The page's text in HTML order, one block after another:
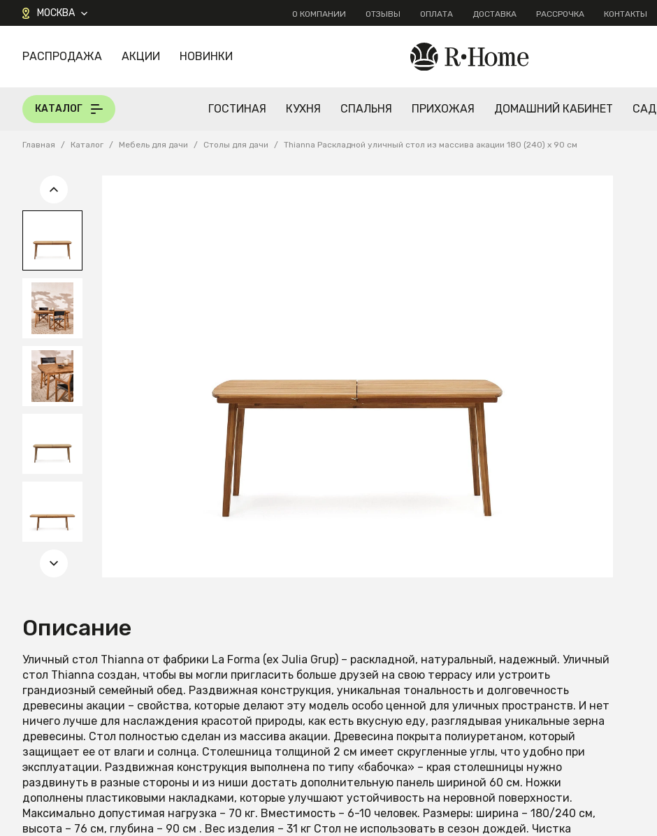
МОСКВА О КОМПАНИИ ОТЗЫВЫ ОПЛАТА ДОСТАВКА РАССРОЧКА КОНТАКТЫ
КАТАЛОГ
РАСПРОДАЖА АКЦИИ НОВИНКИ
КАТАЛОГ ГОСТИНАЯ КУХНЯ СПАЛЬНЯ ПРИХОЖАЯ ДОМАШНИЙ КАБИНЕТ САД
Главная / Каталог / Мебель для дачи / Столы для дачи / Thianna Раскладной уличный стол из массива акации 180 (240) x 90 см
Описание
Уличный стол Thianna от фабрики La Forma (ex Julia Grup) – раскладной, натуральный, надежный. Уличный
стол Thianna создан, чтобы вы могли пригласить больше друзей на свою террасу или устроить
грандиозный семейный обед. Раздвижная конструкция, уникальная тональность и долговечность
древесины акации – свойства, которые делают эту модель особо ценной для уличных пространств. И нет
ничего лучше для наслаждения красотой природы, как есть вкусную еду, разглядывая уникальные зерна
древесины. Стол полностью сделан из массива акации. Древесина покрыта полиуретаном, который
защищает ее от влаги и солнца. Столешница толщиной 2 см имеет скругленные углы, что удобно при
эксплуатации. Раздвижная конструкция выполнена по типу «бабочка» – края столешницы нужно
раздвинуть в разные стороны и из ниши достать дополнительную панель шириной 60 см. Ножки
дополнены пластиковыми накладками, которые улучшают устойчивость на неровной поверхности.
Максимально допустимая нагрузка – 70 кг. Вместимость – 6-10 человек. Размеры: ширина – 180/240 см,
высота – 76 см, глубина – 90 см . Вес изделия – 31 кг Стол не использовать в сезон дождей. Чистка